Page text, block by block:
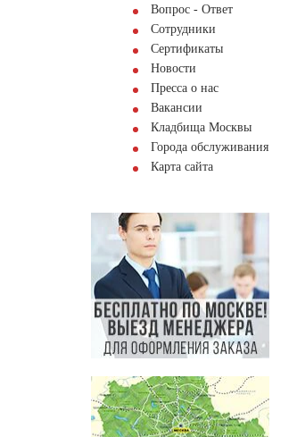
Вопрос - Ответ
Сотрудники
Сертификаты
Новости
Пресса о нас
Вакансии
Кладбища Москвы
Города обслуживания
Карта сайта